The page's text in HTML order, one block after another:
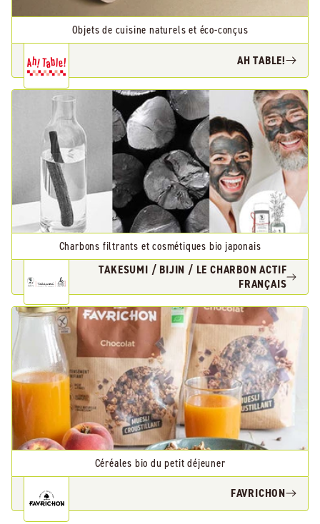
Objets de cuisine naturels et éco-conçus
AH TABLE!
Charbons filtrants et cosmétiques bio japonais
TAKESUMI / BIJIN / LE CHARBON ACTIF
FRANÇAIS
Céréales bio du petit déjeuner
FAVRICHON